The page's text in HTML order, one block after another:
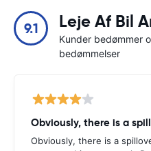
9.1 Leje Af Bil
Kunder bedømmer
bedømmelser
Obviously, there is a
Obviously, there is a